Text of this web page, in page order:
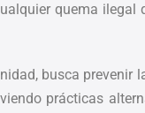
quema
busca
prácticas